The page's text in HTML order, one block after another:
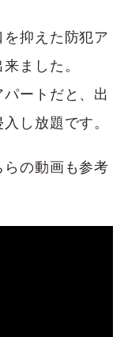
抑えた防犯ア
ました。
ートだと、出
し放題です。
の動画も参考